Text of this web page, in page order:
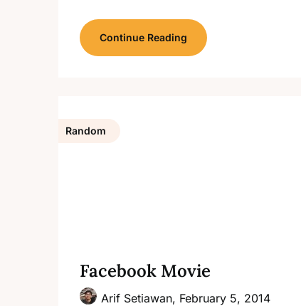
Continue Reading
Random
Facebook Movie
Arif Setiawan, February 5, 2014